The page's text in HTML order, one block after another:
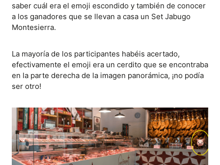
saber cuál era el emoji escondido y también de conocer
a los ganadores que se llevan a casa un Set Jabugo
Montesierra.
La mayoría de los participantes habéis acertado,
efectivamente el emoji era un cerdito que se encontraba
en la parte derecha de la imagen panorámica, ¡no podía
ser otro!